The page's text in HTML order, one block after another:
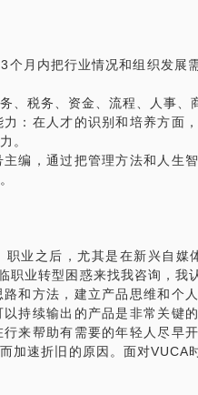
个月内把行业情况和组织发展
、税务、资金、流程、人事、
：在人才的识别和培养方面
。
编，通过把管理方法和人生
业之后，尤其是在新兴自媒
职业转型困惑来找我咨询，我
和方法，建立产品思维和个
持续输出的产品是非常关键
来帮助有需要的年轻人尽早
加速折旧的原因。面对VUCA